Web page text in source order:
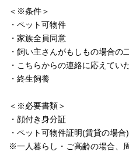
＜※条件＞
・ペット可物件
・家族全員同意
・飼い主さんがもしもの場合の
・こちらからの連絡に応えてい
・終生飼養
＜※必要書類＞
・顔付き身分証
・ペット可物件証明(賃貸の場合)
※一人暮らし・ご高齢の場合、